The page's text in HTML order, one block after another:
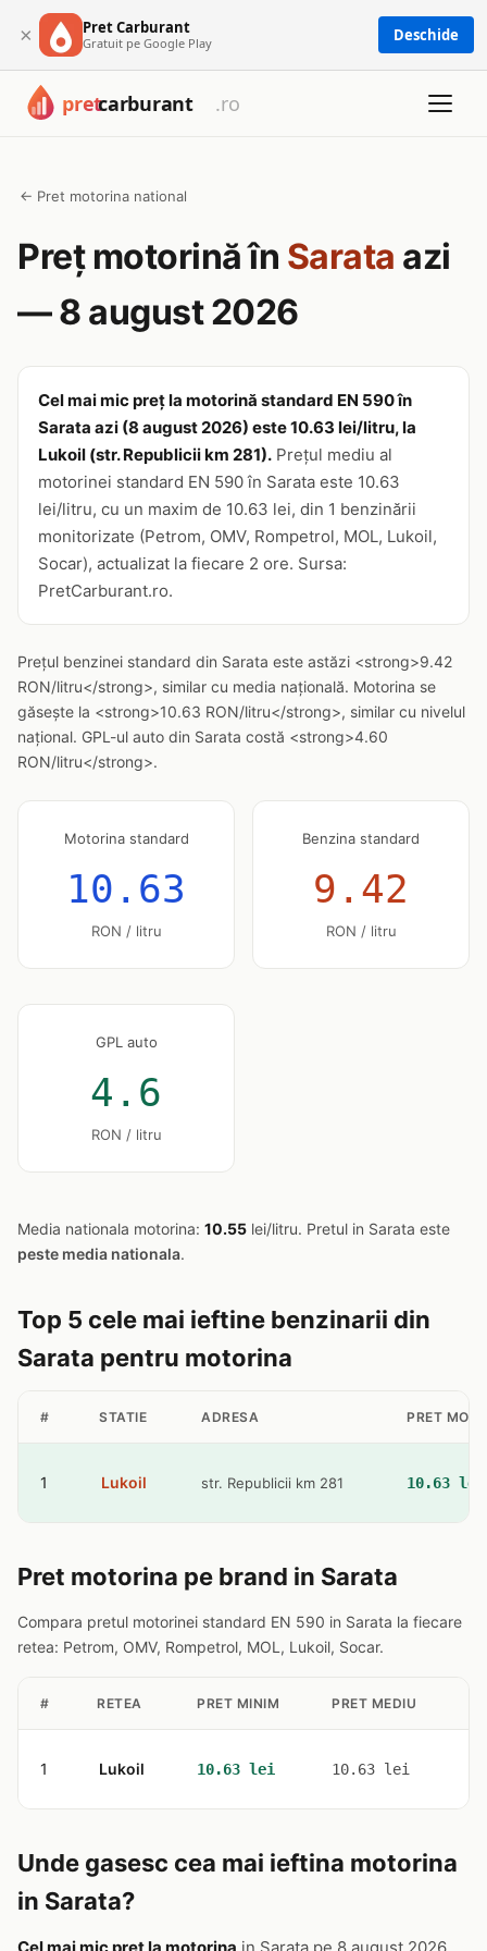
× Pret Carburant
Gratuit pe Google Play Deschide
← Pret motorina national
Preț motorină în Sarata azi
— 8 august 2026
Cel mai mic preț la motorină standard EN 590 în
Sarata azi (8 august 2026) este 10.63 lei/litru, la
Lukoil (str. Republicii km 281). Prețul mediu al
motorinei standard EN 590 în Sarata este 10.63
lei/litru, cu un maxim de 10.63 lei, din 1 benzinării
monitorizate (Petrom, OMV, Rompetrol, MOL, Lukoil,
Socar), actualizat la fiecare 2 ore. Sursa:
PretCarburant.ro.
Prețul benzinei standard din Sarata este astăzi <strong>9.42
RON/litru</strong>, similar cu media națională. Motorina se
găsește la <strong>10.63 RON/litru</strong>, similar cu nivelul
național. GPL-ul auto din Sarata costă <strong>4.60
RON/litru</strong>.
Motorina standard
10.63
RON / litru
Benzina standard
9.42
RON / litru
GPL auto
4.6
RON / litru
Media nationala motorina: 10.55 lei/litru. Pretul in Sarata este
peste media nationala.
Top 5 cele mai ieftine benzinarii din
Sarata pentru motorina
# STATIE ADRESA PRET
1 Lukoil str. Republicii km 281 10.63 lei
Pret motorina pe brand in Sarata
Compara pretul motorinei standard EN 590 in Sarata la fiecare
retea: Petrom, OMV, Rompetrol, MOL, Lukoil, Socar.
# RETEA PRET MINIM PRET MEDIU
1 Lukoil 10.63 lei 10.63 lei
Unde gasesc cea mai ieftina motorina
in Sarata?